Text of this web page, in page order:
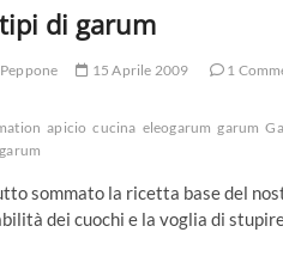
di garum
15 Aprile 2009 1
apicio cucina eleogarum garum
sommato la ricetta base del
dei cuochi e la voglia di